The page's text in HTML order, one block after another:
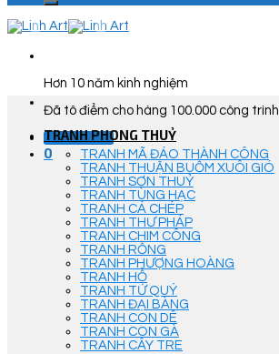
Hơn 10 năm kinh nghiệm
Đã tô điểm cho hàng 100.000 công trình
Góc Tư Vấn
0
TRANH PHONG THUỶ
TRANH MÃ ĐÁO THÀNH CÔNG
TRANH THUẬN BUỒM XUÔI GIÓ
TRANH SƠN THUỶ
TRANH TÙNG HẠC
TRANH CÁ CHÉP
TRANH THƯ PHÁP
TRANH CHIM CÔNG
TRANH RỒNG
TRANH PHƯỢNG HOÀNG
TRANH HỔ
TRANH TỨ QUÝ
TRANH ĐẠI BÀNG
TRANH CON DÊ
TRANH CON GÀ
TRANH CÂY TRE